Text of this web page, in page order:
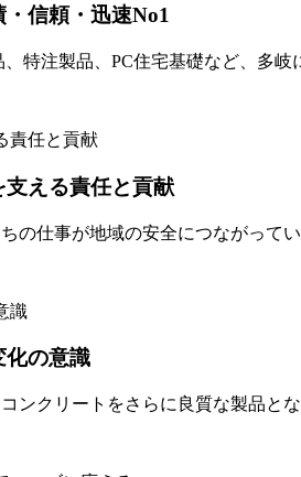
信頼・迅速No1
、特注製品、PC住宅基礎など、多
支える責任と貢献
の仕事が地域の安全につながって
化の意識
コンクリートをさらに良質な製品と